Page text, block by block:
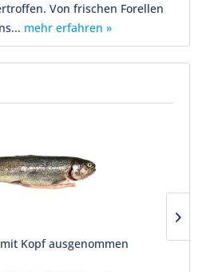
Von frischen Forellen
mehr erfahren »
Kopf ausgenommen